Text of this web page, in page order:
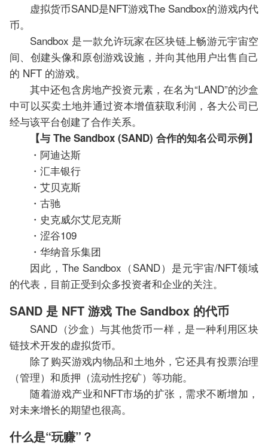
虚拟货币SAND是NFT游戏The Sandbox的游戏内代
币。
Sandbox 是一款允许玩家在区块链上畅游元宇宙空
间、创建头像和原创游戏设施，并向其他用户出售自己
的 NFT 的游戏。
其中还包含房地产投资元素，在名为“LAND”的沙盒
中可以买卖土地并通过资本增值获取利润，各大公司已
经与该平台创建了合作关系。
【与 The Sandbox (SAND) 合作的知名公司示例】
・阿迪达斯
・汇丰银行
・艾贝克斯
・古驰
・史克威尔艾尼克斯
・涩谷109
・华纳音乐集团
因此，The Sandbox（SAND）是元宇宙/NFT领域
的代表，目前正受到众多投资者和企业的关注。
SAND 是 NFT 游戏 The Sandbox 的代币
SAND（沙盒）与其他货币一样，是一种利用区块
链技术开发的虚拟货币。
除了购买游戏内物品和土地外，它还具有投票治理
（管理）和质押（流动性挖矿）等功能。
随着游戏产业和NFT市场的扩张，需求不断增加，
对未来增长的期望也很高。
什么是“玩赚”？